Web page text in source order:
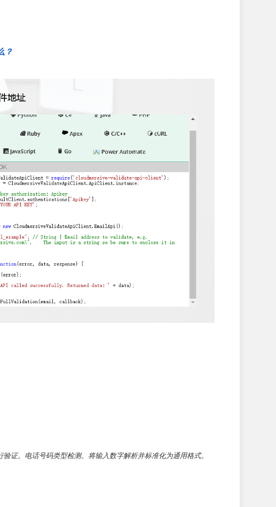
？
验证。电话号码类型检测。将输入数字解析并标准化为通用格式。